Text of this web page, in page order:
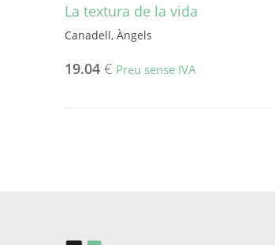
La textura de la vida
Canadell, Àngels
19.04 € Preu sense IVA